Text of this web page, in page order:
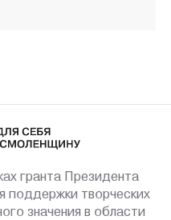
гранта Президента
поддержки творческих
значения в области